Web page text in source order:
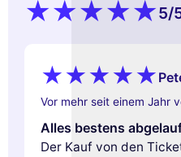
5/
Vor mehr seit einem Jahr
Alles bestens
Der Kauf von den